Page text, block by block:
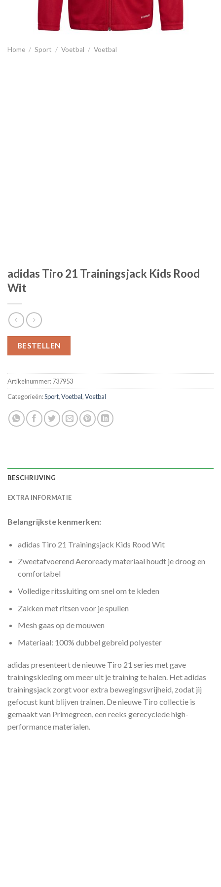
Home / Sport / Voetbal / Voetbal
adidas Tiro 21 Trainingsjack Kids Rood
Wit
BESTELLEN
Artikelnummer:737953
Categorieën:Sport,Voetbal,Voetbal
BESCHRIJVING
EXTRA INFORMATIE
Belangrijkste kenmerken:
adidas Tiro 21 Trainingsjack Kids Rood Wit
Zweetafvoerend Aeroready materiaal houdt je droog en
comfortabel
Volledige ritssluiting om snel om te kleden
Zakken met ritsen voor je spullen
Mesh gaas op de mouwen
Materiaal: 100% dubbel gebreid polyester
adidas presenteert de nieuwe Tiro 21 series met gave
trainingskleding om meer uit je training te halen. Het adidas
trainingsjack zorgt voor extra bewegingsvrijheid, zodat jij
gefocust kunt blijven trainen. De nieuwe Tiro collectie is
gemaakt van Primegreen, een reeks gerecyclede high-
performance materialen.